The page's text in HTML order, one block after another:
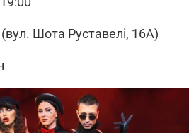
Шота Руставелі, 16А)